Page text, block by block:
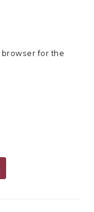
browser for the